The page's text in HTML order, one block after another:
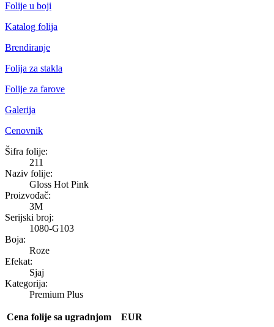
Folije u boji
Katalog folija
Brendiranje
Folija za stakla
Folije za farove
Galerija
Cenovnik
Gloss Hot Pink
Šifra folije:
211
Naziv folije:
Gloss Hot Pink
Proizvođač:
3M
Serijski broj:
1080-G103
Boja:
Roze
Efekat:
Sjaj
Kategorija:
Premium Plus
Cena folije sa ugradnjom
EUR